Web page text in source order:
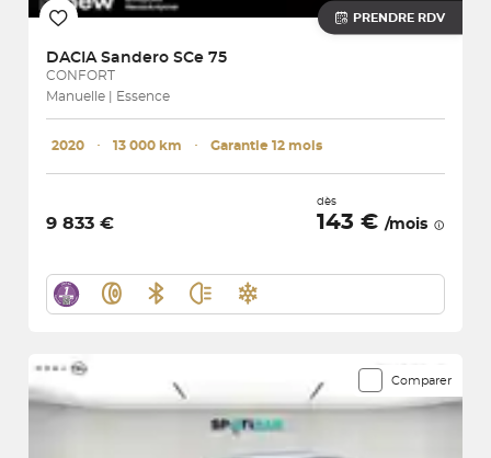
PRENDRE RDV
DACIA Sandero SCe 75
CONFORT
Manuelle | Essence
2020 ･ 13 000 km ･ Garantie 12 mois
9 833 €
dès
143 € /mois
Comparer